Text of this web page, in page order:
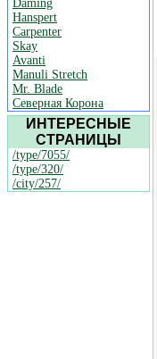
Daming
Hanspert
Carpenter
Skay
Avanti
Manuli Stretch
Mr. Blade
Северная Корона
ИНТЕРЕСНЫЕ
СТРАНИЦЫ
/type/7055/
/type/320/
/city/257/